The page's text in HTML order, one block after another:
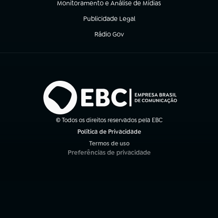
Monitoramento e Análise de Mídias
(abre em nova aba)
Publicidade Legal
(abre em nova aba)
Rádio Gov
(abre em nova aba)
© Todos os direitos reservados pela EBC
Política de Privacidade
Termos de uso
(abre em nova aba)
Preferências de privacidade